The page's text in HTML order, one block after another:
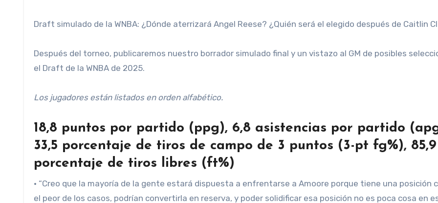
Draft simulado de la WNBA: ¿Dónde aterrizará Angel Reese? ¿Quién será el elegido después de Caitlin
Después del torneo, publicaremos nuestro borrador simulado final y un vistazo al GM de posibles
el Draft de la WNBA de 2025.
Los jugadores están listados en orden alfabético.
18,8 puntos por partido (ppg), 6,8 asistencias por partido
33,5 porcentaje de tiros de campo de 3 puntos (3-pt fg%), 85,9
porcentaje de tiros libres (ft%)
• “Creo que la mayoría de la gente estará dispuesta a enfrentarse a Amoore porque tiene una posición
el peor de los casos, podrían convertirla en reserva, y poder solidificar esa posición no es poca cosa en